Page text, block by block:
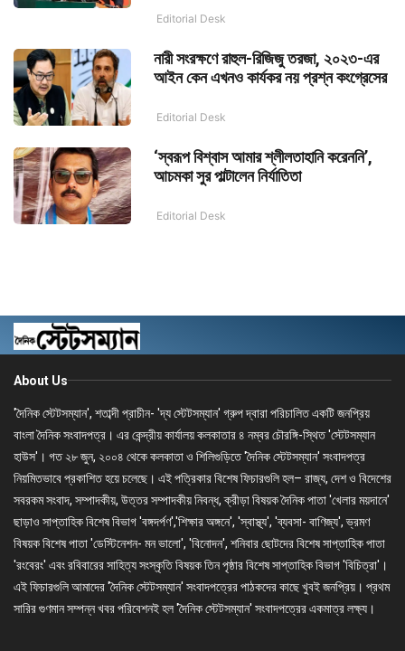
Editorial Desk
নারী সংরক্ষণে রাহুল-রিজিজু তরজা, ২০২৩-এর
আইন কেন এখনও কার্যকর নয় প্রশ্ন কংগ্রেসের
Editorial Desk
‘স্বরূপ বিশ্বাস আমার শ্লীলতাহানি করেননি’,
আচমকা সুর পাল্টালেন নির্যাতিতা
Editorial Desk
About Us
'দৈনিক স্টেটসম্যান', শতাব্দী প্রাচীন- 'দ্য স্টেটসম্যান' গ্রুপ দ্বারা পরিচালিত একটি জনপ্রিয়
বাংলা দৈনিক সংবাদপত্র। এর কেন্দ্রীয় কার্যালয় কলকাতার ৪ নম্বর চৌরঙ্গি-স্থিত 'স্টেটসম্যান
হাউস'। গত ২৮ জুন, ২০০৪ থেকে কলকাতা ও শিলিগুড়িতে 'দৈনিক স্টেটসম্যান' সংবাদপত্র
নিয়মিতভাবে প্রকাশিত হয়ে চলেছে। এই পত্রিকার বিশেষ ফিচারগুলি হল– রাজ্য, দেশ ও বিদেশের
সবরকম সংবাদ, সম্পাদকীয়, উত্তর সম্পাদকীয় নিবন্ধ, ক্রীড়া বিষয়ক দৈনিক পাতা 'খেলার ময়দানে'
ছাড়াও সাপ্তাহিক বিশেষ বিভাগ 'বঙ্গদর্পণ','শিক্ষার অঙ্গনে', 'স্বাস্থ্য', 'ব্যবসা- বাণিজ্য', ভ্রমণ
বিষয়ক বিশেষ পাতা 'ডেস্টিনেশন- মন ভালো', 'বিনোদন', শনিবার ছোটদের বিশেষ সাপ্তাহিক পাতা
'রংবেরং' এবং রবিবারের সাহিত্য সংস্কৃতি বিষয়ক তিন পৃষ্ঠার বিশেষ সাপ্তাহিক বিভাগ 'বিচিত্রা'।
এই ফিচারগুলি আমাদের 'দৈনিক স্টেটসম্যান' সংবাদপত্রের পাঠকদের কাছে খুবই জনপ্রিয়। প্রথম
সারির গুণমান সম্পন্ন খবর পরিবেশনই হল 'দৈনিক স্টেটসম্যান' সংবাদপত্রের একমাত্র লক্ষ্য।